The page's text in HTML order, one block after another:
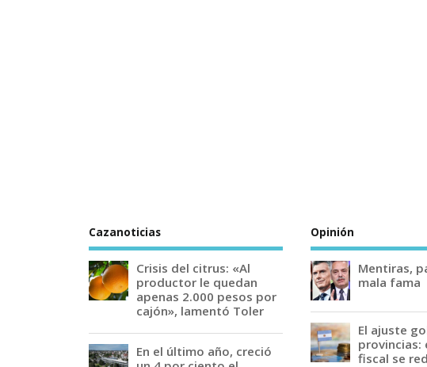
Cazanoticias
Crisis del citrus: «Al
productor le quedan
apenas 2.000 pesos por
cajón», lamentó Toler
En el último año, creció
Opinión
Mentiras,
mala fama
El ajuste
provincias:
fiscal se